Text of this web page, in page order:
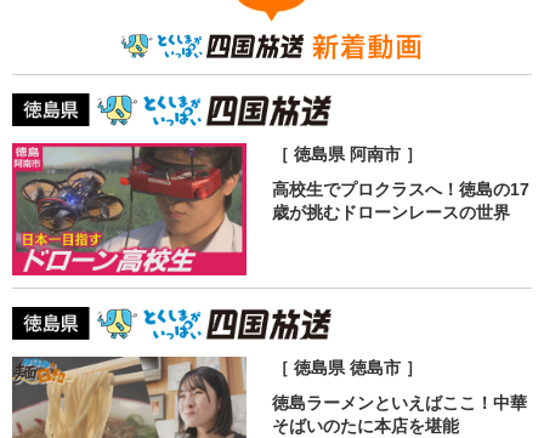
［ 徳島県 阿南市 ］
高校生でプロクラスへ！徳島の17
歳が挑むドローンレースの世界
［ 徳島県 徳島市 ］
徳島ラーメンといえばここ！中華
そばいのたに本店を堪能